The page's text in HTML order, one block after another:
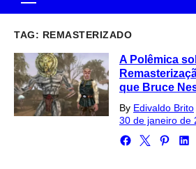
TAG: REMASTERIZADO
A Polêmica
que Bruce
By Edivaldo Brito
30 de janeiro de